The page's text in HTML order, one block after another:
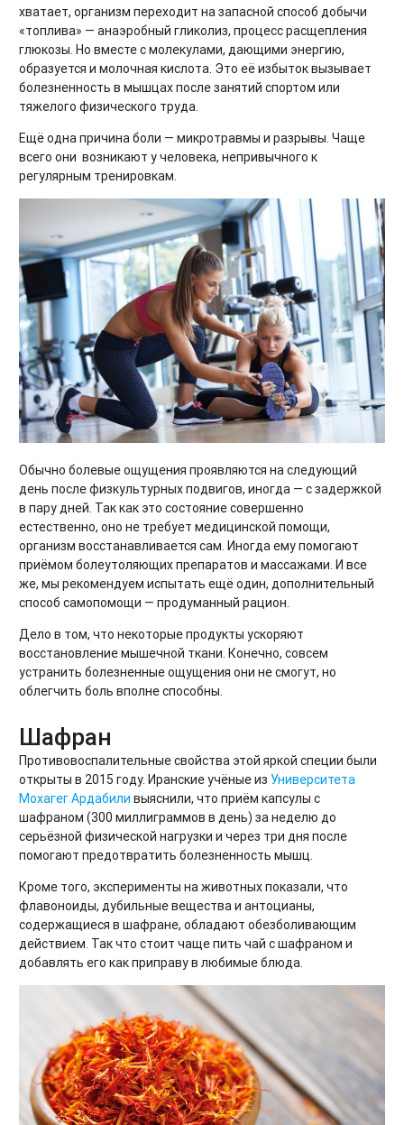
хватает, организм переходит на запасной способ добычи
«топлива» — анаэробный гликолиз, процесс расщепления
глюкозы. Но вместе с молекулами, дающими энергию,
образуется и молочная кислота. Это её избыток вызывает
болезненность в мышцах после занятий спортом или
тяжелого физического труда.
Ещё одна причина боли — микротравмы и разрывы. Чаще
всего они возникают у человека, непривычного к
регулярным тренировкам.
Обычно болевые ощущения проявляются на следующий
день после физкультурных подвигов, иногда — с задержкой
в пару дней. Так как это состояние совершенно
естественно, оно не требует медицинской помощи,
организм восстанавливается сам. Иногда ему помогают
приёмом болеутоляющих препаратов и массажами. И все
же, мы рекомендуем испытать ещё один, дополнительный
способ самопомощи — продуманный рацион.
Дело в том, что некоторые продукты ускоряют
восстановление мышечной ткани. Конечно, совсем
устранить болезненные ощущения они не смогут, но
облегчить боль вполне способны.
Шафран
Противовоспалительные свойства этой яркой специи были
открыты в 2015 году. Иранские учёные из Университета
Мохагег Ардабили выяснили, что приём капсулы с
шафраном (300 миллиграммов в день) за неделю до
серьёзной физической нагрузки и через три дня после
помогают предотвратить болезненность мышц.
Кроме того, эксперименты на животных показали, что
флавоноиды, дубильные вещества и антоцианы,
содержащиеся в шафране, обладают обезболивающим
действием. Так что стоит чаще пить чай с шафраном и
добавлять его как приправу в любимые блюда.